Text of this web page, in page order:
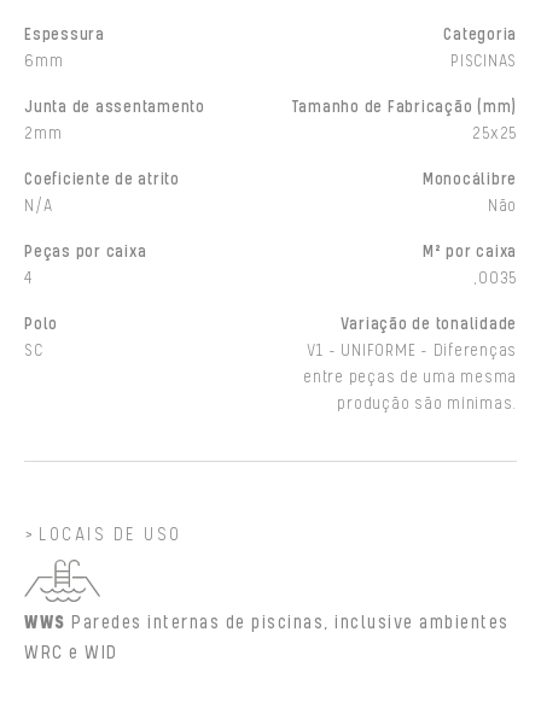
Espessura
6mm
Categoria
PISCINAS
Junta de assentamento
2mm
Tamanho de Fabricação (mm)
25x25
Coeficiente de atrito
N/A
Monocálibre
Não
Peças por caixa
4
M² por caixa
,0035
Polo
SC
Variação de tonalidade
V1 - UNIFORME - Diferenças
entre peças de uma mesma
produção são mínimas.
LOCAIS DE USO
WWS Paredes internas de piscinas, inclusive ambientes
WRC e WID